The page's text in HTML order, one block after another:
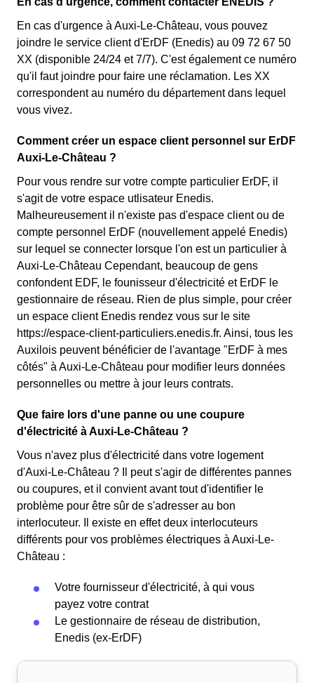
En cas d'urgence à Auxi-Le-Château, vous pouvez
joindre le service client d'ErDF (Enedis) au 09 72 67 50
XX (disponible 24/24 et 7/7). C'est également ce numéro
qu'il faut joindre pour faire une réclamation. Les XX
correspondent au numéro du département dans lequel
vous vivez.
Comment créer un espace client personnel sur ErDF
Auxi-Le-Château ?
Pour vous rendre sur votre compte particulier ErDF, il
s'agit de votre espace utlisateur Enedis.
Malheureusement il n'existe pas d'espace client ou de
compte personnel ErDF (nouvellement appelé Enedis)
sur lequel se connecter lorsque l'on est un particulier à
Auxi-Le-Château Cependant, beaucoup de gens
confondent EDF, le founisseur d'électricité et ErDF le
gestionnaire de réseau. Rien de plus simple, pour créer
un espace client Enedis rendez vous sur le site
https://espace-client-particuliers.enedis.fr. Ainsi, tous les
Auxilois peuvent bénéficier de l'avantage "ErDF à mes
côtés" à Auxi-Le-Château pour modifier leurs données
personnelles ou mettre à jour leurs contrats.
Que faire lors d'une panne ou une coupure
d'électricité à Auxi-Le-Château ?
Vous n'avez plus d'électricité dans votre logement
d'Auxi-Le-Château ? Il peut s'agir de différentes pannes
ou coupures, et il convient avant tout d'identifier le
problème pour être sûr de s'adresser au bon
interlocuteur. Il existe en effet deux interlocuteurs
différents pour vos problèmes électriques à Auxi-Le-
Château :
Votre fournisseur d'électricité, à qui vous
payez votre contrat
Le gestionnaire de réseau de distribution,
Enedis (ex-ErDF)